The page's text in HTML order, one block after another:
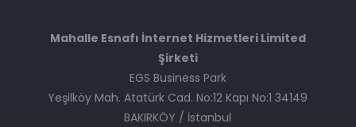
Mahalle Esnafı İnternet Hizmetleri Limited
Şirketi
EGS Business Park
Yeşilköy Mah. Atatürk Cad. No:12 Kapı No:1 34149
BAKIRKÖY / İstanbul